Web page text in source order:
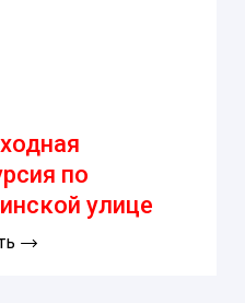
по
улице